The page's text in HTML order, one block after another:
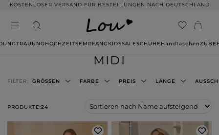
14 TAGE RÜCKGABE OHNE ANGABE VON GRÜNDEN
TRAUUNG HOCHZEITSEMPFANG KIDSSALESCHUHE Handtaschen
MIDI
PRODUKTE:24
FILTER: GRÖSSEN FARBE PREIS LÄNGE